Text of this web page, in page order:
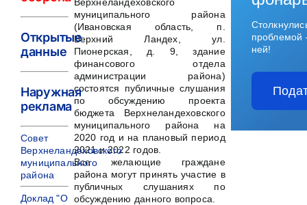
Верхнеландеховского
муниципального района
(Ивановская область, п.
Верхний Ландех, ул.
Пионерская, д. 9, здание
финансового отдела
администрации района)
состоятся публичные слушания
по обсуждению проекта
бюджета Верхнеландеховского
муниципального района на
2020 год и на плановый период
2021 и 2022 годов.
Все желающие граждане
района могут принять участие в
публичных слушаниях по
обсуждению данного вопроса.
Открытые
данные
Наружная
реклама
Совет
Верхнеландеховского
муниципального
района
Доклад "О
ней!